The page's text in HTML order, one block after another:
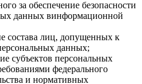
за обеспечение безопасности
данных винформационной
состава лиц, допущенных к
данных;
субъектов персональных
федерального
и нормативных